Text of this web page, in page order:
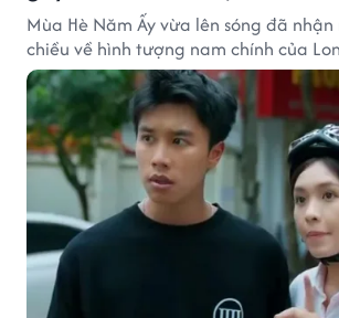
Mùa Hè Năm Ấy vừa lên sóng đã
chiều về hình tượng nam chính của